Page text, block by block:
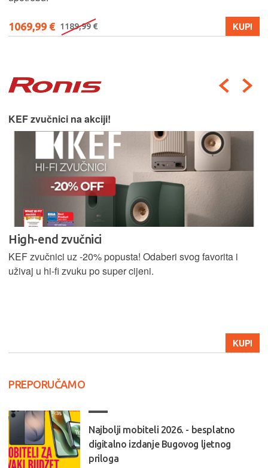
1069,99 € 1189,99 € KUPI
KEF zvučnici na akciji!
High-end zvučnici
KEF zvučnici uz -20% popusta! Odaberi svog favorita i
uživaj u hi-fi zvuku po super cijeni.
KUPI
PREPORUČAMO
Najbolji mobiteli 2026. - besplatno
digitalno izdanje Bugovog ljetnog
priloga